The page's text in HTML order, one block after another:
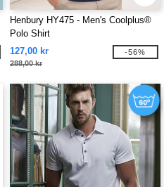
Henbury HY475 - Men's Coolplus®
Polo Shirt
127,00 kr
288,00 kr
-56%